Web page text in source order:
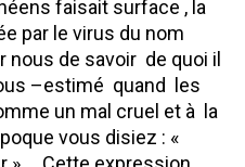
faisait surface , la
par le virus du nom
nous de savoir de quoi il
–estimé quand les
un mal cruel et à la
vous disiez : «